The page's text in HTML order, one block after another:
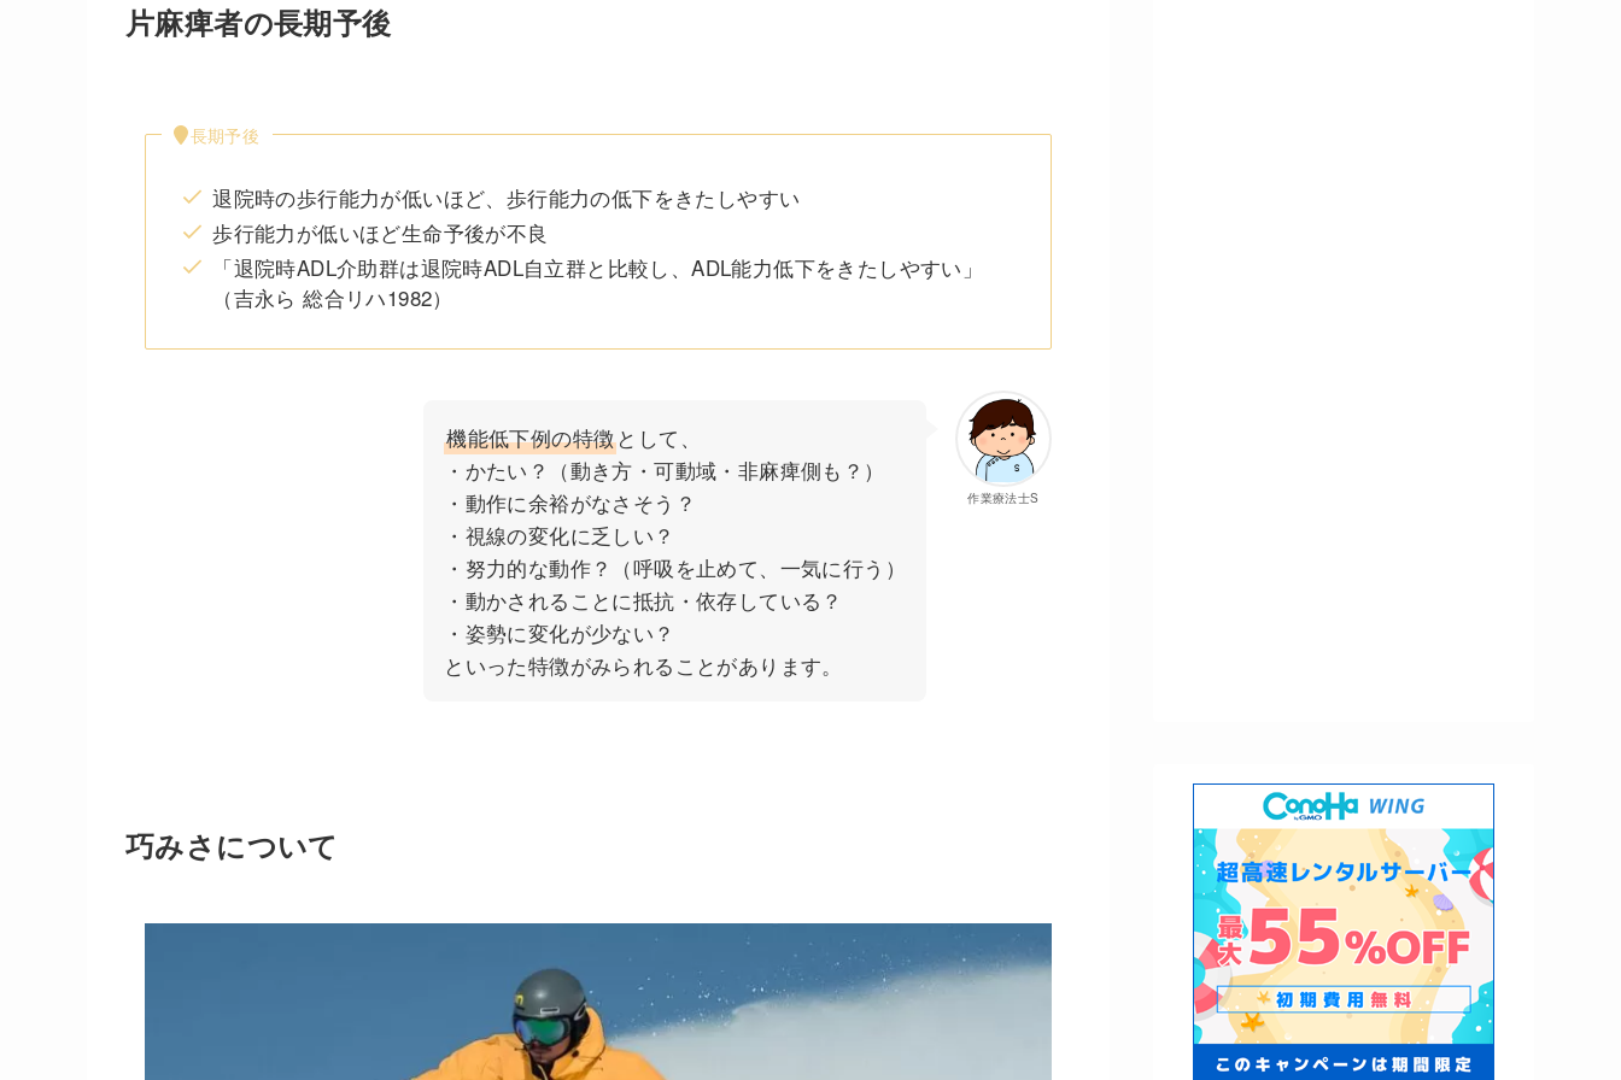
片麻痺者の長期予後
長期予後
退院時の歩行能力が低いほど、歩行能力の低下をきたしやすい
歩行能力が低いほど生命予後が不良
「退院時ADL介助群は退院時ADL自立群と比較し、ADL能力低下をきたしやすい」
（吉永ら 総合リハ1982）
作業療法士S
機能低下例の特徴として、
・かたい？（動き方・可動域・非麻痺側も？）
・動作に余裕がなさそう？
・視線の変化に乏しい？
・努力的な動作？（呼吸を止めて、一気に行う）
・動かされることに抵抗・依存している？
・姿勢に変化が少ない？
といった特徴がみられることがあります。
巧みさについて